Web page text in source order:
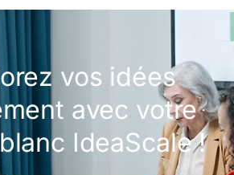
vos idées
avec votre
IdeaScale !